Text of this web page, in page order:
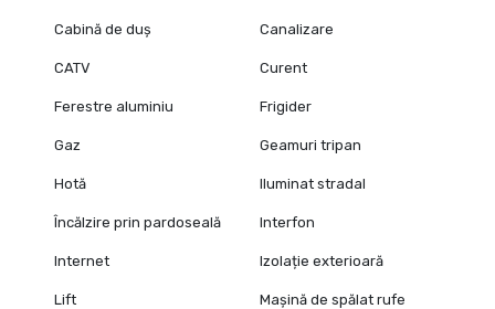
Cabină de duș Canalizare
CATV Curent
Ferestre aluminiu Frigider
Gaz Geamuri tripan
Hotă Iluminat stradal
Încălzire prin pardoseală Interfon
Internet Izolație exterioară
Lift Mașină de spălat rufe